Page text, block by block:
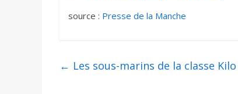
source : Presse de la Manche
← Les sous-marins de la classe